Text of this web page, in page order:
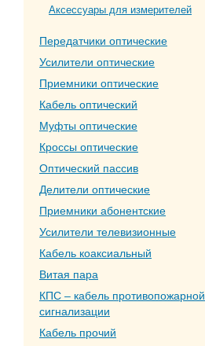
Аксессуары для измерителей
Передатчики оптические
Усилители оптические
Приемники оптические
Кабель оптический
Муфты оптические
Кроссы оптические
Оптический пассив
Делители оптические
Приемники абонентские
Усилители телевизионные
Кабель коаксиальный
Витая пара
КПС – кабель противопожарной
сигнализации
Кабель прочий